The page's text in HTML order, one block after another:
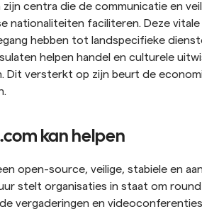
zijn centra die de communicatie en
nationaliteiten faciliteren. Deze
hebben tot landspecifieke
helpen handel en culturele
Dit versterkt op zijn beurt de
kan helpen
open-source, veilige, stabiele en
stelt organisaties in staat om
vergaderingen en